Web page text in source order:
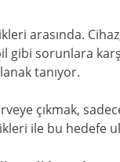
arasında.
gibi sorunlara
tanıyor.
çıkmak,
ile bu hedefe